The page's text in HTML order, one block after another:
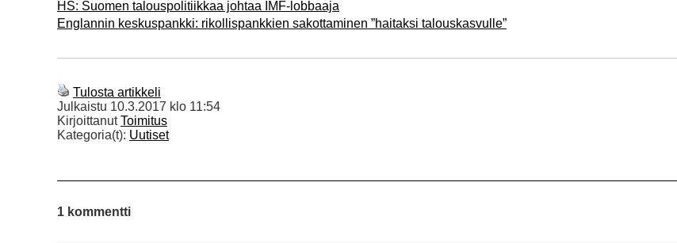
HS: Suomen talouspolitiikkaa johtaa IMF-lobbaaja
Englannin keskuspankki: rikollispankkien sakottaminen ”haitaksi talouskasvulle”
Tulosta artikkeli
Julkaistu 10.3.2017 klo 11:54
KirjoittanutToimitus
Kategoria(t): Uutiset
1 kommentti